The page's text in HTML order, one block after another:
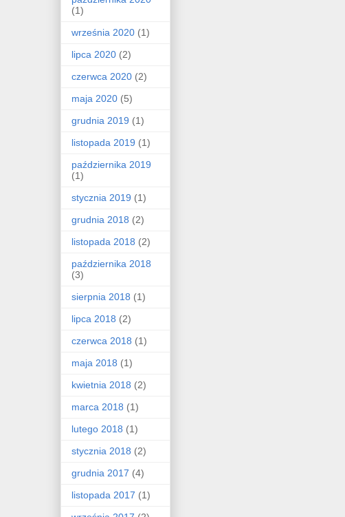
(1)
września 2020 (1)
lipca 2020 (2)
czerwca 2020 (2)
maja 2020 (5)
grudnia 2019 (1)
listopada 2019 (1)
października 2019
(1)
stycznia 2019 (1)
grudnia 2018 (2)
listopada 2018 (2)
października 2018
(3)
sierpnia 2018 (1)
lipca 2018 (2)
czerwca 2018 (1)
maja 2018 (1)
kwietnia 2018 (2)
marca 2018 (1)
lutego 2018 (1)
stycznia 2018 (2)
grudnia 2017 (4)
listopada 2017 (1)